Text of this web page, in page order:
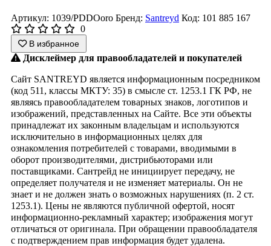
Артикул: 1039/PDDOoro Бренд: Santreyd Код: 101 885 167
0
В избранное
Дисклеймер для правообладателей и покупателей
Сайт SANTREYD является информационным посредником
(код 511, классы МКТУ: 35) в смысле ст. 1253.1 ГК РФ, не
являясь правообладателем товарных знаков, логотипов и
изображений, представленных на Сайте. Все эти объекты
принадлежат их законным владельцам и используются
исключительно в информационных целях для
ознакомления потребителей с товарами, вводимыми в
оборот производителями, дистрибьюторами или
поставщиками. Сантрейд не инициирует передачу, не
определяет получателя и не изменяет материалы. Он не
знает и не должен знать о возможных нарушениях (п. 2 ст.
1253.1). Цены не являются публичной офертой, носят
информационно-рекламный характер; изображения могут
отличаться от оригинала. При обращении правообладателя
с подтверждением прав информация будет удалена.